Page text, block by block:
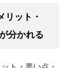
リット・
分かれる